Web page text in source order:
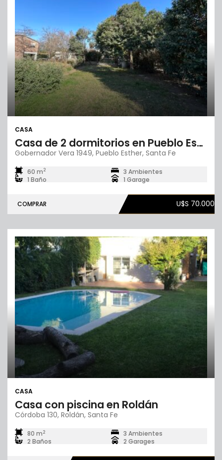
CASA
Casa de 2 dormitorios en Pueblo Esther
Gobernador Vera 1949, Pueblo Esther, Santa Fe
60 m2
3 Ambientes
1 Baño
1 Garage
COMPRAR U$S 70.000
CASA
Casa con piscina en Roldán
Córdoba 130, Roldán, Santa Fe
80 m2
3 Ambientes
2 Baños
2 Garages